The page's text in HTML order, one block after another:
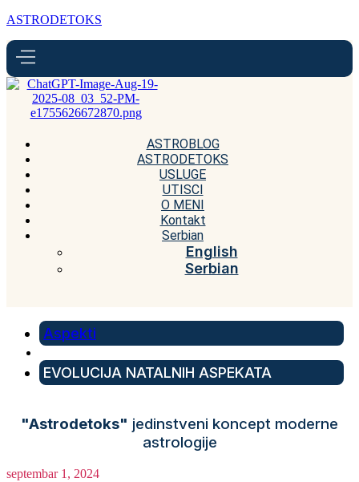
ASTRODETOKS
ASTROBLOG
ASTRODETOKS
USLUGE
UTISCI
O MENI
Kontakt
Serbian
English
Serbian
Aspekti
EVOLUCIJA NATALNIH ASPEKATA
"Astrodetoks" jedinstveni koncept moderne
astrologije
septembar 1, 2024